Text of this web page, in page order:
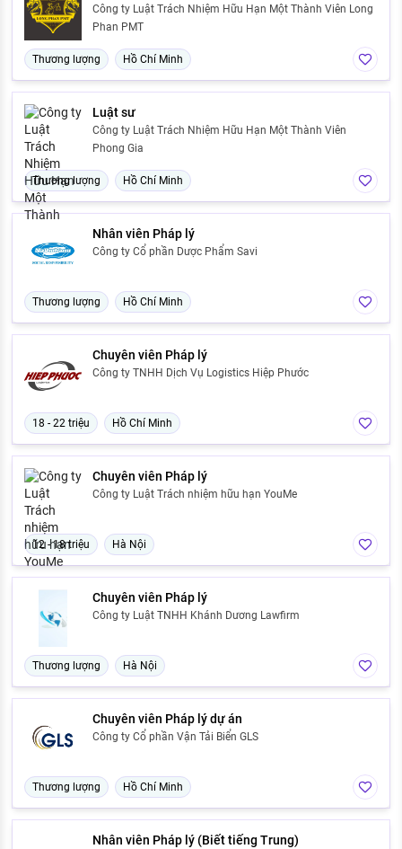
Công ty Luật Trách Nhiệm Hữu Hạn Một Thành Viên Long
Phan PMT
Thương lượng Hồ Chí Minh
Luật sư
Công ty Luật Trách Nhiệm Hữu Hạn Một Thành Viên
Phong Gia
Thương lượng Hồ Chí Minh
Nhân viên Pháp lý
Công ty Cổ phần Dược Phẩm Savi
Thương lượng Hồ Chí Minh
Chuyên viên Pháp lý
Công ty TNHH Dịch Vụ Logistics Hiệp Phước
18 - 22 triệu Hồ Chí Minh
Chuyên viên Pháp lý
Công ty Luật Trách nhiệm hữu hạn YouMe
12 - 18 triệu Hà Nội
Chuyên viên Pháp lý
Công ty Luật TNHH Khánh Dương Lawfirm
Thương lượng Hà Nội
Chuyên viên Pháp lý dự án
Công ty Cổ phần Vận Tải Biển GLS
Thương lượng Hồ Chí Minh
Nhân viên Pháp lý (Biết tiếng Trung)